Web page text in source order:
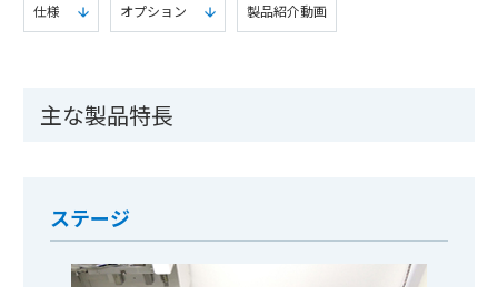
仕様 オプション 製品紹介動画
主な製品特⻑
ステージ